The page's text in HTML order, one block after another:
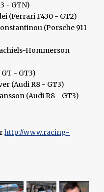
- GTN)
(Ferrari F430 - GT2)
(Porsche 911
Hommerson
- GT3)
(Audi R8 - GT3)
(Audi R8 - GT3)
http://www.racing-